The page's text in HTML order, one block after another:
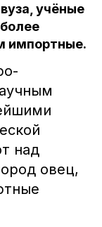
учёные
импортные.
над
овец,